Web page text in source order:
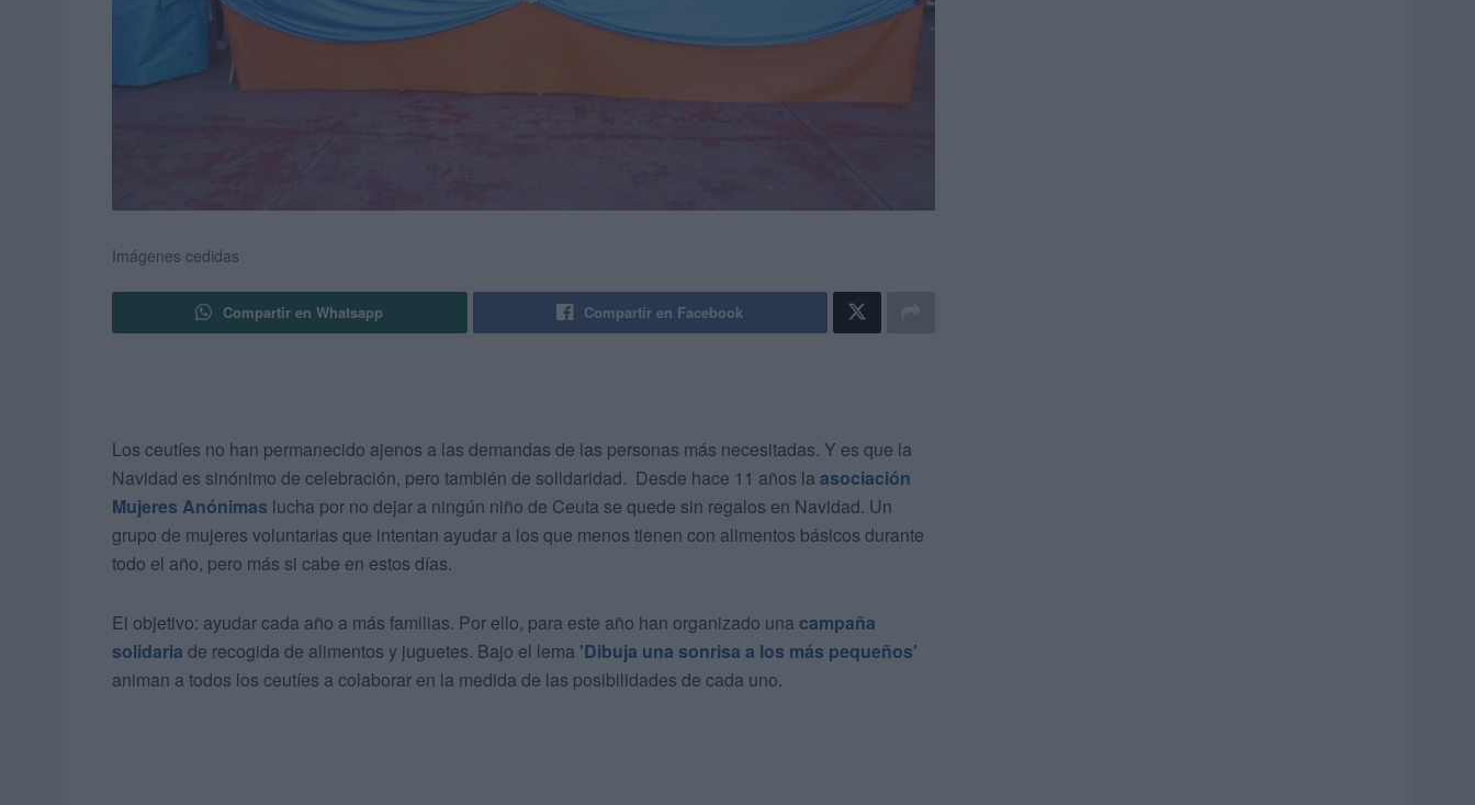
Imágenes cedidas
Compartir en Whatsapp Compartir en Facebook
Los ceutíes no han permanecido ajenos a las demandas de las personas más necesitadas. Y es que la
Navidad es sinónimo de celebración, pero también de solidaridad. Desde hace 11 años la asociación
Mujeres Anónimas lucha por no dejar a ningún niño de Ceuta se quede sin regalos en Navidad. Un
grupo de mujeres voluntarias que intentan ayudar a los que menos tienen con alimentos básicos durante
todo el año, pero más si cabe en estos días.
El objetivo: ayudar cada año a más familias. Por ello, para este año han organizado una campaña
solidaria de recogida de alimentos y juguetes. Bajo el lema 'Dibuja una sonrisa a los más pequeños'
animan a todos los ceutíes a colaborar en la medida de las posibilidades de cada uno.